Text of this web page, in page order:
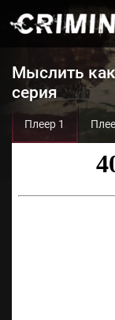
Мыслить
серия
Плеер 1